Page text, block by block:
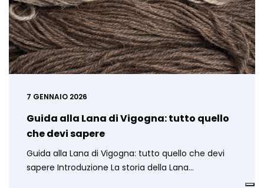
7 GENNAIO 2026
Guida alla Lana di Vigogna: tutto quello
che devi sapere
Guida alla Lana di Vigogna: tutto quello che devi
sapere Introduzione La storia della Lana…